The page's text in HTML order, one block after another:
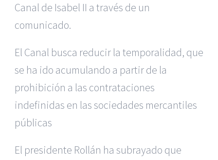
Canal de Isabel II a través de un
comunicado.
El Canal busca reducir la temporalidad, que
se ha ido acumulando a partir de la
prohibición a las contrataciones
indefinidas en las sociedades mercantiles
públicas
El presidente Rollán ha subrayado que